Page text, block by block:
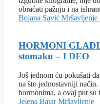
obraćati pažnju i na
Bojana Savić Mršavljenje
HORMONI
stomaku – I DEO
Još jednom ću pokušati
na što jednostavniji
hormonima, a ovaj put
Jelena BatarMršavljenje